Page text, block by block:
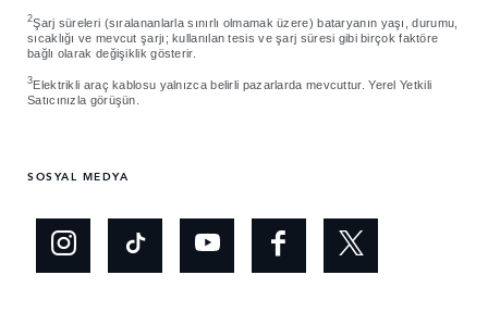
2Şarj süreleri (sıralananlarla sınırlı olmamak üzere) bataryanın yaşı, durumu,
sıcaklığı ve mevcut şarjı; kullanılan tesis ve şarj süresi gibi birçok faktöre
bağlı olarak değişiklik gösterir.
3Elektrikli araç kablosu yalnızca belirli pazarlarda mevcuttur. Yerel Yetkili
Satıcınızla görüşün.
SOSYAL MEDYA